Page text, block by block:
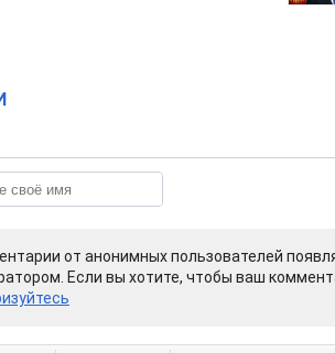
от анонимных пользователей
Если вы хотите, чтобы ваш